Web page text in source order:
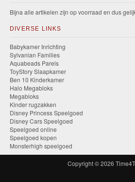
Bijna alle artikelen zijn op voorraad en dus
DIVERSE LINKS
Babykamer Inrichting
Sylvanian Families
Aquabeads Parels
ToyStory Slaapkamer
Ben 10 Kinderkamer
Halo Megabloks
Megabloks
Kinder rugzakken
Disney Princess Speelgoed
Disney Cars Speelgoed
Speelgoed online
Speelgoed kopen
Monsterhigh speelgoed
Copyright © 2026